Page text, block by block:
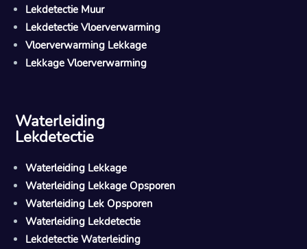
Lekdetectie Muur
Lekdetectie Vloerverwarming
Vloerverwarming Lekkage
Lekkage Vloerverwarming
Waterleiding
Lekdetectie
Waterleiding Lekkage
Waterleiding Lekkage Opsporen
Waterleiding Lek Opsporen
Waterleiding Lekdetectie
Lekdetectie Waterleiding